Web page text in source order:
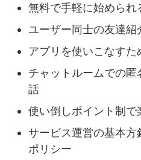
無料で手軽に始められ
ユーザー同士の友達
アプリを使いこなす
チャットルームでの
話
使い倒しポイント制
サービス運営の基本
ポリシー